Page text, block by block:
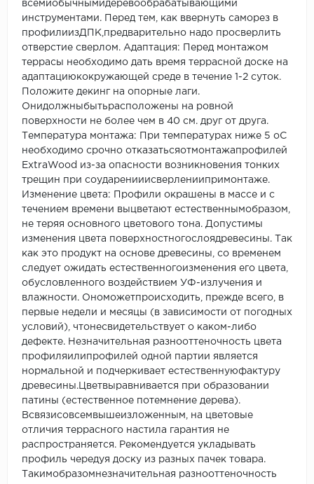
всемиобычнымидеревообрабатывающими
инструментами. Перед тем, как ввернуть саморез в
профилиизДПК,предварительно надо просверлить
отверстие сверлом. Адаптация: Перед монтажом
террасы необходимо дать время террасной доске на
адаптациюкокружающей среде в течение 1-2 суток.
Положите декинг на опорные лаги.
Онидолжныбытьрасположены на ровной
поверхности не более чем в 40 см. друг от друга.
Температура монтажа: При температурах ниже 5 оС
необходимо срочно отказатьсяотмонтажапрофилей
ExtraWood из-за опасности возникновения тонких
трещин при соударенииисверлениипримонтаже.
Изменение цвета: Профили окрашены в массе и с
течением времени выцветают естественнымобразом,
не теряя основного цветового тона. Допустимы
изменения цвета поверхностногослоядревесины. Так
как это продукт на основе древесины, со временем
следует ожидать естественногоизменения его цвета,
обусловленного воздействием УФ-излучения и
влажности. Ономожетпроисходить, прежде всего, в
первые недели и месяцы (в зависимости от погодных
условий), чтонесвидетельствует о каком-либо
дефекте. Незначительная разнооттеночность цвета
профиляилипрофилей одной партии является
нормальной и подчеркивает естественнуюфактуру
древесины.Цветвыравнивается при образовании
патины (естественное потемнение дерева).
Всвязисовсемвышеизложенным, на цветовые
отличия террасного настила гарантия не
распространяется. Рекомендуется укладывать
профиль чередуя доску из разных пачек товара.
Такимобразомнезначительная разнооттеночность